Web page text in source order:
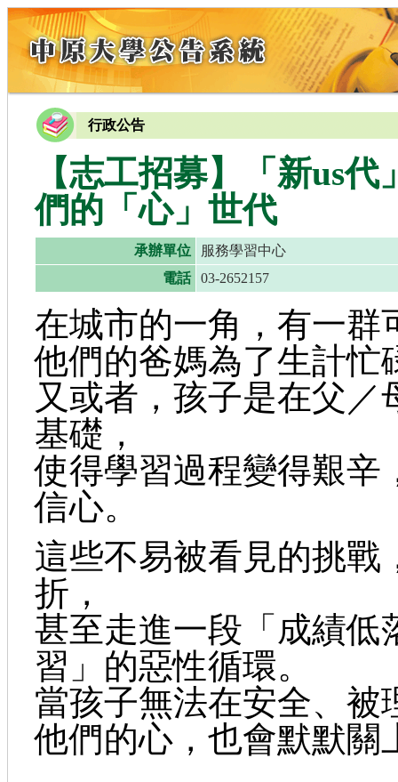
行政公告
【志工招募】「新us
們的「心」世代
承辦單位
服務學習中心
電話
03-2652157
在城市的一角，有一
他們的爸媽為了生計忙
又或者，孩子是在父
基礎，
使得學習過程變得艱辛
信心。
這些不易被看見的挑戰
折，
甚至走進一段「成績
習」的惡性循環。
當孩子無法在安全、被
他們的心，也會默默